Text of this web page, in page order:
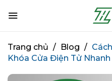
Trang chủ / Blog /
Khóa Cửa Điện Tử